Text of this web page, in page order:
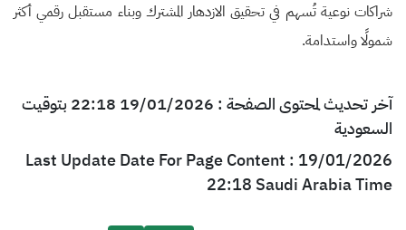
شراكات نوعية تُسهم في تحقيق الازدهار المشترك وبناء مستقبل رقمي أكثر
شمولًا واستدامة.
آخر تحديث لمحتوى الصفحة : 19/01/2026 22:18 بتوقيت
السعودية
Last Update Date For Page Content : 19/01/2026
22:18 Saudi Arabia Time